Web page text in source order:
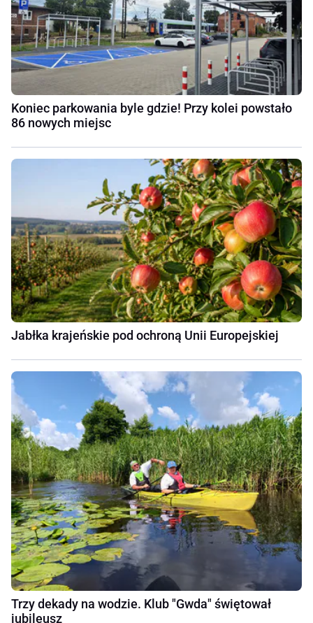
Koniec parkowania byle gdzie! Przy kolei powstało
86 nowych miejsc
Jabłka krajeńskie pod ochroną Unii Europejskiej
Trzy dekady na wodzie. Klub "Gwda" świętował
jubileusz